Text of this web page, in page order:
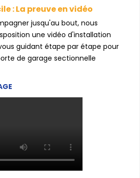
: La preuve en vidéo
jusqu'au bout, nous
une vidéo d'installation
guidant étape par étape pour
de garage sectionnelle